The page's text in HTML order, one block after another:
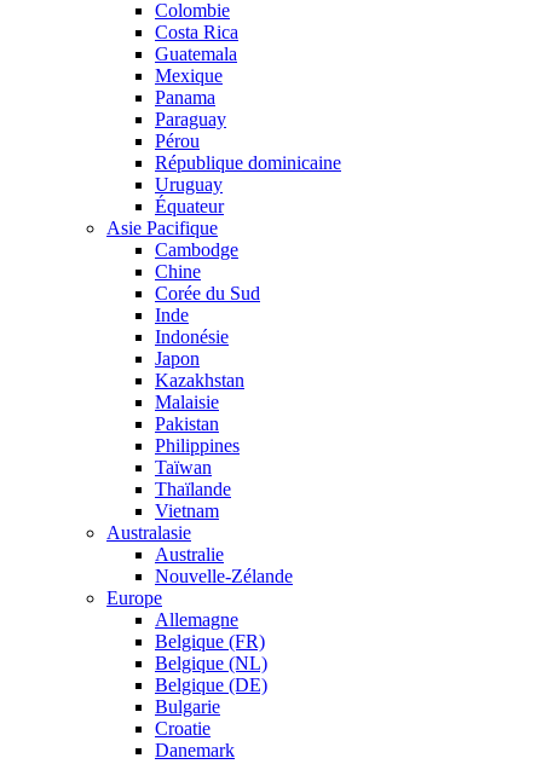
Colombie
Costa Rica
Guatemala
Mexique
Panama
Paraguay
Pérou
République dominicaine
Uruguay
Équateur
Asie Pacifique
Cambodge
Chine
Corée du Sud
Inde
Indonésie
Japon
Kazakhstan
Malaisie
Pakistan
Philippines
Taïwan
Thaïlande
Vietnam
Australasie
Australie
Nouvelle-Zélande
Europe
Allemagne
Belgique (FR)
Belgique (NL)
Belgique (DE)
Bulgarie
Croatie
Danemark